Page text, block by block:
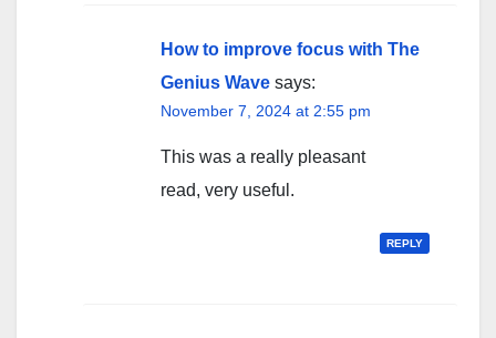
How to improve focus with The
Genius Wave says:
November 7, 2024 at 2:55 pm
This was a really pleasant
read, very useful.
REPLY